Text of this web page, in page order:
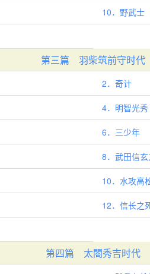
10．野武士
第三篇 羽柴筑前守时代
2．奇计
4．明智光秀
6．三少年
8．武田信
10．水攻高
12．信长之
第四篇 太閤秀吉时代